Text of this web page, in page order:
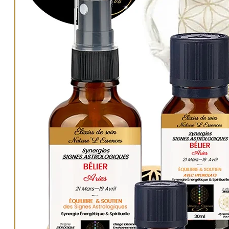
Contenant en elle les secrets de la création, on y
constructions de l'univers ainsi que les corps
solides ou volumes de Platon) : le tétraèdre,
l’icosaèdre et le dodécaèdre.
Outil mystique précieux du quotidien ou
idéalement les pratiques thérapeutiques, elle est
méditation remarquable. Elle peut nous aider à
blocages intérieurs, libérer le plein potentiel de
ainsi que nous accompagner dans notre
active la Compassion, et peut accompagner la
blessures de l'Âme.
Pour plus d'informations:
Visitez notre Univers« Trésors Sacrés & Mystiques »
Gamme de produits spécifiques«Fleur de vie
Vous y trouverez tous nos articles et produits de
», ainsi que de « Géométries sacrées, principes et